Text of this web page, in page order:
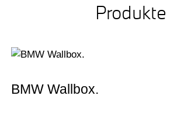
Produkte
BMW Wallbox.